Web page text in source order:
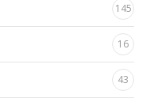
145
16
43